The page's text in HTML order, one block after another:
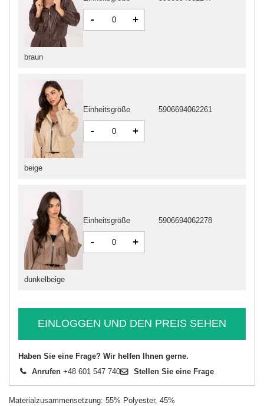
braun
- +
beige
Einheitsgröße 5906694062261
- +
dunkelbeige
Einheitsgröße 5906694062278
- +
EINLOGGEN UND DEN PREIS SEHEN
Haben Sie eine Frage? Wir helfen Ihnen gerne.
Anrufen +48 601 547 740 Stellen Sie eine Frage
Materialzusammensetzung: 55% Polyester, 45%